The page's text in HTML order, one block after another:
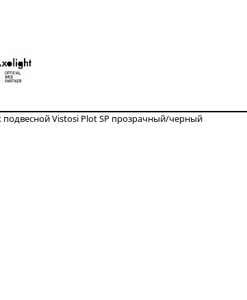
подвесной Vistosi Plot SP прозрачный/черный